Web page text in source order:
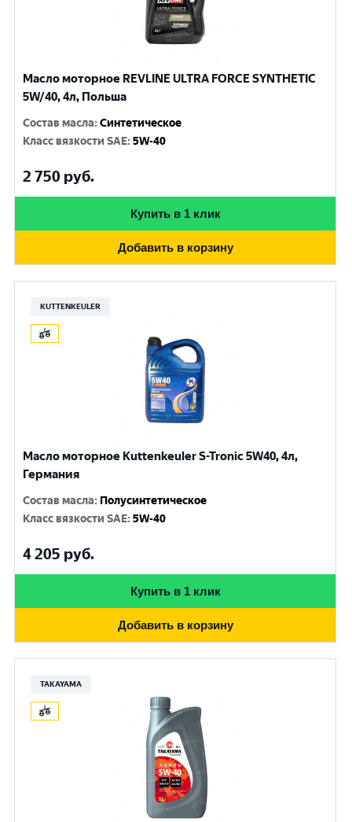
Масло моторное REVLINE ULTRA FORCE SYNTHETIC
5W/40, 4л, Польша
Состав масла:Синтетическое
Класс вязкости SAE:5W-40
2 750 руб.
Купить в 1 клик
Добавить в корзину
KUTTENKEULER
Масло моторное Kuttenkeuler S-Tronic 5W40, 4л,
Германия
Состав масла: Полусинтетическое
Класс вязкости SAE:5W-40
4 205 руб.
Купить в 1 клик
Добавить в корзину
TAKAYAMA